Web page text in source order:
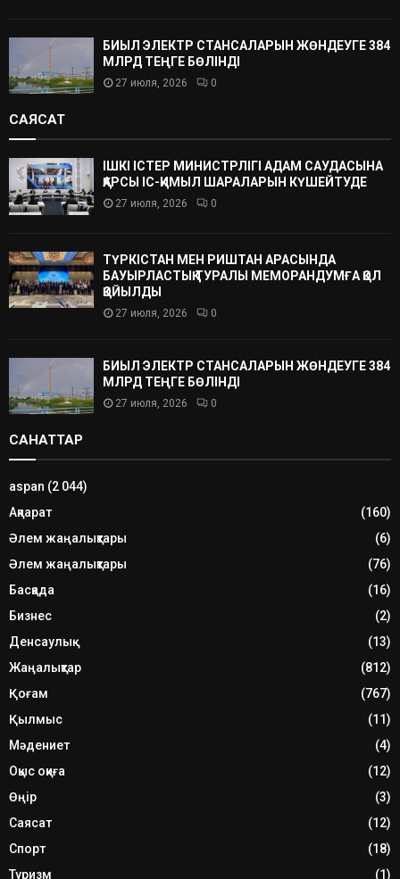
БИЫЛ ЭЛЕКТР СТАНСАЛАРЫН ЖӨНДЕУГЕ 384
МЛРД ТЕҢГЕ БӨЛІНДІ
27 июля, 2026 0
САЯСАТ
ІШКІ ІСТЕР МИНИСТРЛІГІ АДАМ САУДАСЫНА
ҚАРСЫ ІС-ҚИМЫЛ ШАРАЛАРЫН КҮШЕЙТУДЕ
27 июля, 2026 0
ТҮРКІСТАН МЕН РИШТАН АРАСЫНДА
БАУЫРЛАСТЫҚ ТУРАЛЫ МЕМОРАНДУМҒА ҚОЛ
ҚОЙЫЛДЫ
27 июля, 2026 0
БИЫЛ ЭЛЕКТР СТАНСАЛАРЫН ЖӨНДЕУГЕ 384
МЛРД ТЕҢГЕ БӨЛІНДІ
27 июля, 2026 0
САНАТТАР
aspan (2 044)
Ақпарат
(160)
Әлем жаңалықтары
(6)
Әлем жаңалықтары
(76)
Басқада
(16)
Бизнес
(2)
Денсаулық
(13)
Жаңалықтар
(812)
Қоғам
(767)
Қылмыс
(11)
Мәдениет
(4)
Оқыс оқиға
(12)
Өңір
(3)
Саясат
(12)
Спорт
(18)
Туризм
(1)